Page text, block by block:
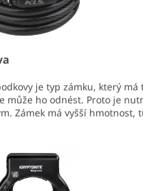
je typ zámku, který
může ho odnést. Proto je
Zámek má vyšší